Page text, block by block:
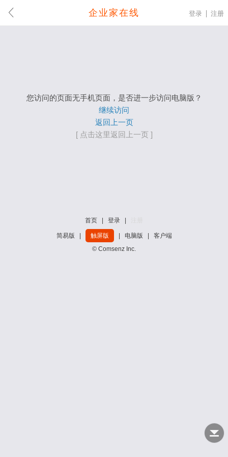
企业家在线 登录 注册
您访问的页面无手机页面，是否进一步访问电脑版？
继续访问
返回上一页
[ 点击这里返回上一页 ]
首页 登录
简易版 触屏版 电脑版
客户端
© Comsenz Inc.